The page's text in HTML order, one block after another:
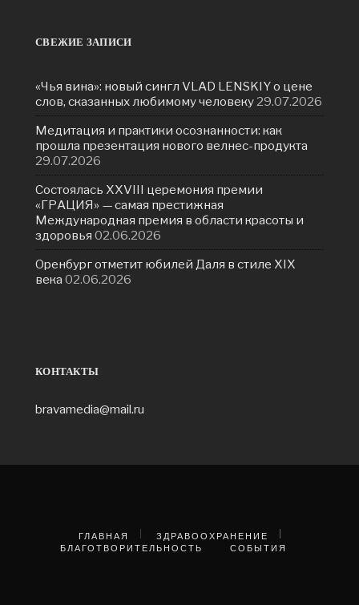
СВЕЖИЕ ЗАПИСИ
«Чья вина»: новый сингл VLAD LENSKIY о цене
слов, сказанных любимому человеку29.07.2026
Медитация и практики осознанности: как
прошла презентация нового велнес-продукта
29.07.2026
Состоялась ХXVIII церемония премии
«ГРАЦИЯ» — самая престижная
Международная премия в области красоты и
здоровья 02.06.2026
Оренбург отметит юбилей Даля в стиле XIX
века 02.06.2026
КОНТАКТЫ
bravamedia@mail.ru
ГЛАВНАЯ
ЗДРАВООХРАНЕНИЕ
БЛАГОТВОРИТЕЛЬНОСТЬ
СОБЫТИЯ